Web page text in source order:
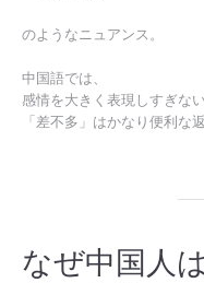
のようなニュアンス。
中国語では、
感情を大きく表現しすぎな
「差不多」はかなり便利な
なぜ中国人